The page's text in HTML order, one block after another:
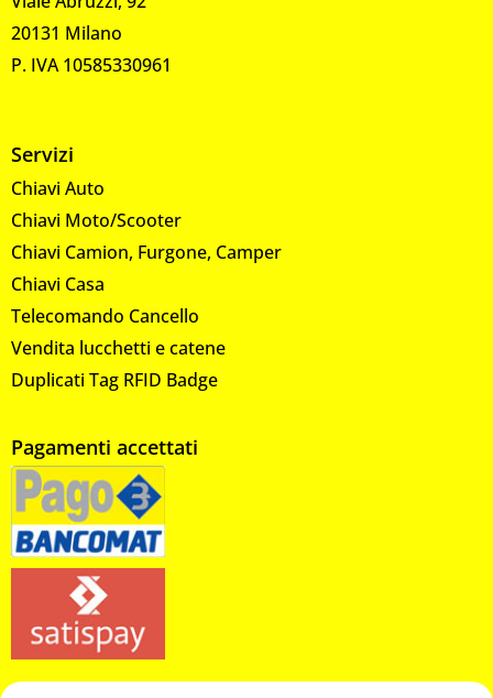
20131 Milano
P. IVA 10585330961
Servizi
Chiavi Auto
Chiavi Moto/Scooter
Chiavi Camion, Furgone, Camper
Chiavi Casa
Telecomando Cancello
Vendita lucchetti e catene
Duplicati Tag RFID Badge
Pagamenti accettati